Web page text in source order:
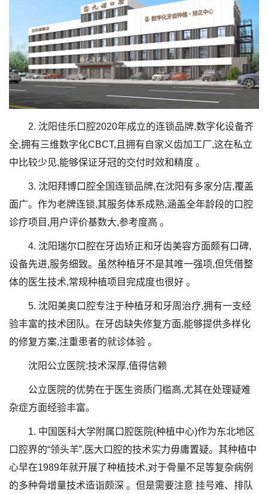
2. 沈阳佳乐口腔2020年成立的连锁品牌,数字化设备齐
全,拥有三维数字化CBCT,且拥有自家义齿加工厂,这在私立
中比较少见,能够保证牙冠的交付时效和精度 。
3. 沈阳拜博口腔全国连锁品牌,在沈阳有多家分店,覆盖
面广。作为老牌连锁,其服务体系成熟,涵盖全年龄段的口腔
诊疗项目,用户评价基数大,参考度高 。
4. 沈阳瑞尔口腔在牙齿矫正和牙齿美容方面颇有口碑,
设备先进,服务细致。虽然种植牙不是其唯一强项,但凭借整
体的医生技术,常规种植项目完成度也很好 。
5. 沈阳美奥口腔专注于种植牙和牙周治疗,拥有一支经
验丰富的技术团队。在牙齿缺失修复方面,能够提供多样化
的修复方案,注重患者的就诊体验 。
沈阳公立医院:技术深厚,值得信赖
公立医院的优势在于医生资质门槛高,尤其在处理疑难
杂症方面经验丰富。
1. 中国医科大学附属口腔医院(种植中心)作为东北地区
口腔界的“领头羊”,医大口腔的技术实力毋庸置疑。其种植中
心早在1989年就开展了种植技术,对于骨量不足等复杂病例
的多种骨增量技术造诣颇深 。但是需要注意 挂号难、排队